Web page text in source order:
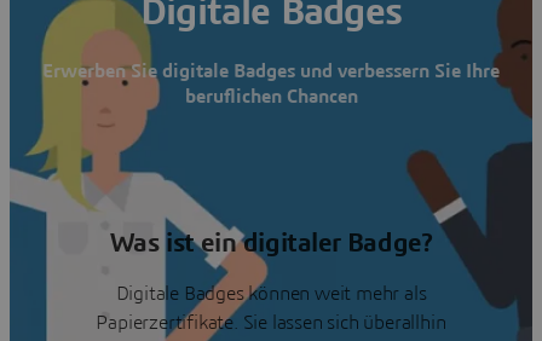
Digitale Badges
Erwerben Sie digitale Badges und verbessern Sie Ihre
beruflichen Chancen
Was ist ein digitaler Badge?
Digitale Badges können weit mehr als
Papierzertifikate. Sie lassen sich überallhin